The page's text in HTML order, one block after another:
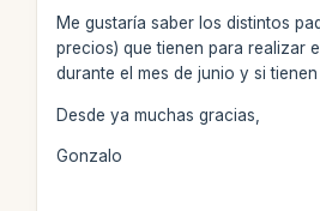
Me gustaría saber los distintos
precios) que tienen para realizar
durante el mes de junio y si
Desde ya muchas gracias,
Gonzalo